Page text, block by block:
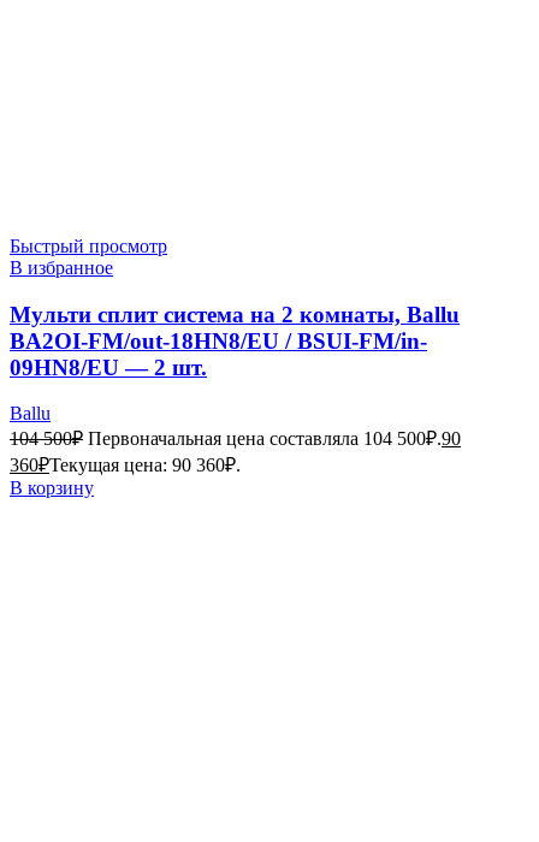
Быстрый просмотр
В избранное
Мульти сплит система на 2 комнаты, Ballu
BA2OI-FM/out-18HN8/EU / BSUI-FM/in-
09HN8/EU — 2 шт.
Ballu
104 500₽ Первоначальная цена составляла 104 500₽.90
360₽Текущая цена: 90 360₽.
В корзину